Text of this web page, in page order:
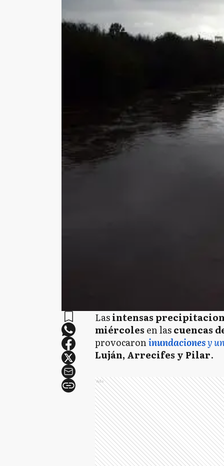
Lasintensas
miércoles en lascuencas
provocaroninundacionesy
Luján, Arrecifes y Pilar.
Ads